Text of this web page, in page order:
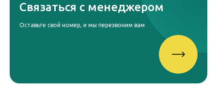
Связаться с менеджером
Оставьте свой номер, и мы перезвоним вам